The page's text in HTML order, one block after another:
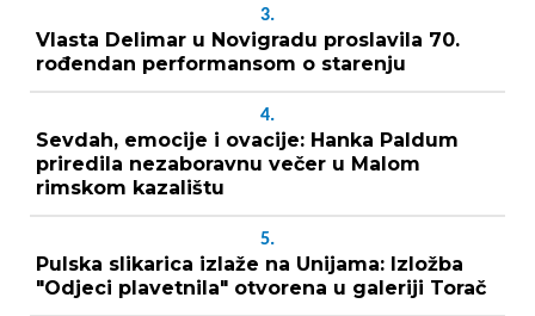
3.
Vlasta Delimar u Novigradu proslavila 70.
rođendan performansom o starenju
4.
Sevdah, emocije i ovacije: Hanka Paldum
priredila nezaboravnu večer u Malom
rimskom kazalištu
5.
Pulska slikarica izlaže na Unijama: Izložba
"Odjeci plavetnila" otvorena u galeriji Torač